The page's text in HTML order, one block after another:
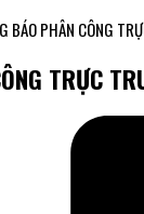
BÁO PHÂN CÔNG